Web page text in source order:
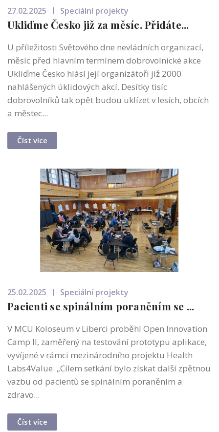
27.02.2025 Speciální projekty
Ukliďme Česko již za měsíc. Přidáte...
U příležitosti Světového dne nevládních organizací,
měsíc před hlavním termínem dobrovolnické akce
Ukliďme Česko hlásí její organizátoři již 2000
nahlášených úklidových akcí. Desítky tisíc
dobrovolníků tak opět budou uklízet v lesích, obcích
a městec...
Číst více
25.02.2025 Speciální projekty
Pacienti se spinálním poraněním se ...
V MCU Koloseum v Liberci proběhl Open Innovation
Camp II, zaměřený na testování prototypu aplikace,
vyvíjené v rámci mezinárodního projektu Health
Labs4Value. „Cílem setkání bylo získat další zpětnou
vazbu od pacientů se spinálním poraněním a
zdravo...
Číst více